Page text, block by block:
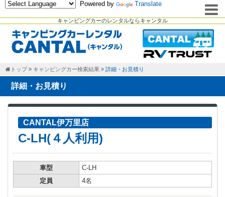
キャンピングカーのレンタルならキャンタル
Powered by Translate
トップ キャンピングカー検索結果 詳細・お見積り
詳細・お見積り
CANTAL伊万里店
C-LH(４人利用)
車型
C-LH
定員
4名